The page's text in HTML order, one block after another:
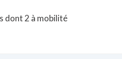
dont 2 à mobilité